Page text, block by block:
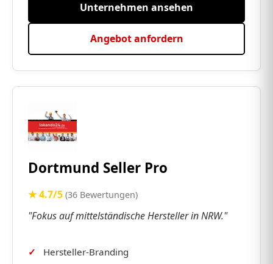
Unternehmen ansehen
Angebot anfordern
Dortmund Seller Pro
★ 4.7/5 (36 Bewertungen)
"Fokus auf mittelständische Hersteller in NRW."
Hersteller-Branding